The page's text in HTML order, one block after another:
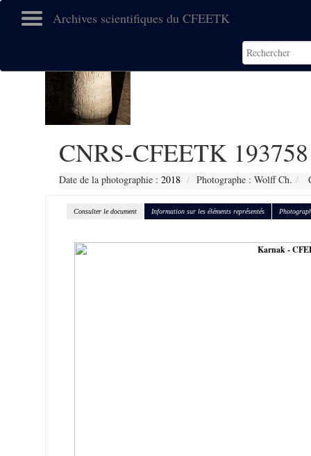
Archives scientifiques du CFEETK
CNRS-CFEETK 193758
Date de la photographie : 2018 Photographe : Wolff Ch.
Consulter le document Information sur les éléments représentés